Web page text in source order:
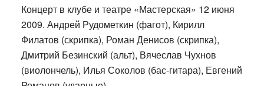
Концерт в клубе и театре «Мастерская» 12 июня
2009. Андрей Рудометкин (фагот), Кирилл
Филатов (скрипка), Роман Денисов (скрипка),
Дмитрий Безинский (альт), Вячеслав Чухнов
(виолончель), Илья Соколов (бас-гитара), Евгений